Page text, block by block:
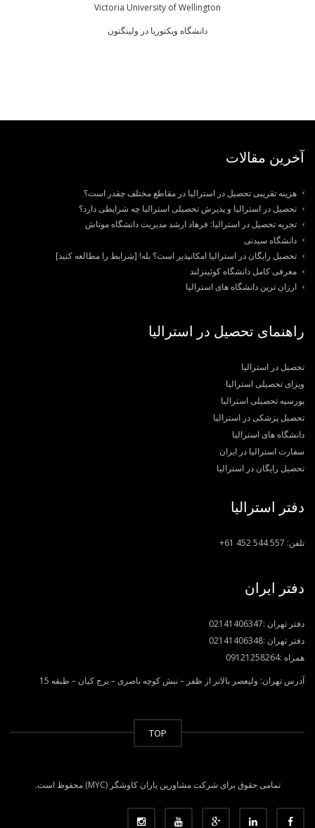
Victoria University of Wellington
دانشگاه ویکتوریا در ولینگتون
آخرین مقالات
هزینه تقریبی تحصیل در استرالیا در مقاطع مختلف چقدر است؟
تحصیل در استرالیا و پذیرش تحصیلی استرالیا چه شرایطی دارد؟
تجربه تحصیل در استرالیا: فرهاد ارشد مدیریت دانشگاه موناش
دانشگاه سیدنی
تحصیل رایگان در استرالیا امکانپذیر است؟ بله! [شرایط را مطالعه کنید]
معرفی کامل دانشگاه کوئینزلند
ارزان ترین دانشگاه های استرالیا
راهنمای تحصیل در استرالیا
تحصیل در استرالیا
ویزای تحصیلی استرالیا
بورسیه تحصیلی استرالیا
تحصیل پزشکی در استرالیا
دانشگاه های استرالیا
سفارت استرالیا در ایران
تحصیل رایگان در استرالیا
دفتر استرالیا
تلفن: +61 452 544 557
دفتر ایران
دفتر تهران :02141406347
دفتر تهران :02141406348
همراه :09121258264
آدرس تهران: ولیعصر بالاتر از ظفر – نبش کوچه ناصری – برج کیان – طبقه 15
TOP
تمامی حقوق برای شرکت مشاورین یاران کاوشگر (MYC) محفوظ است.